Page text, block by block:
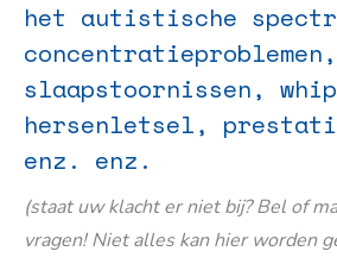
het autistische
concentratieproblemen,
slaapstoornissen,
hersenletsel,
enz. enz.
(staat uw klacht er niet bij? Bel of
vragen! Niet alles kan hier worden